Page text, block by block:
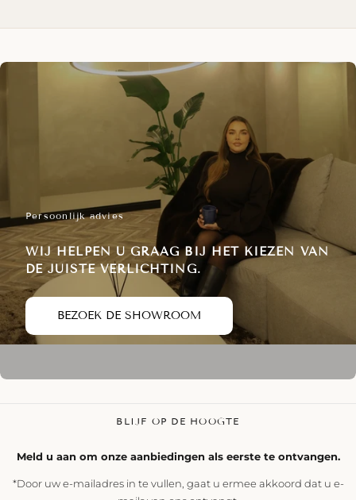
Persoonlijk advies
WIJ HELPEN U GRAAG BIJ HET KIEZEN VAN
DE JUISTE VERLICHTING.
BEZOEK DE SHOWROOM
BLIJF OP DE HOOGTE
Meld u aan om onze aanbiedingen als eerste te ontvangen.
*Door uw e-mailadres in te vullen, gaat u ermee akkoord dat u e-